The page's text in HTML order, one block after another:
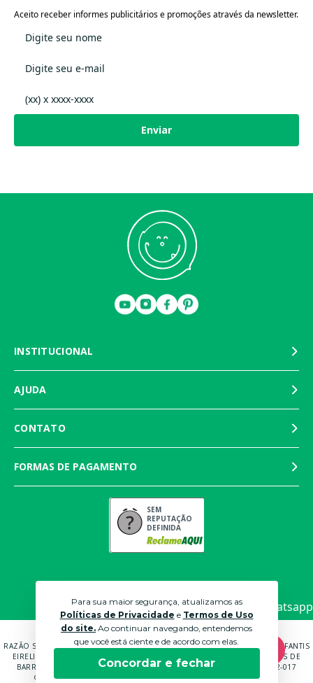
Para sua maior segurança, atualizamos as
Políticas de Privacidade e Termos de Uso
do site. Ao continuar navegando, entendemos
que você está ciente e de acordo com elas.
Concordar e fechar
Enviar
Aceito receber informes publicitários e promoções através da newsletter.
INSTITUCIONAL
AJUDA
CONTATO
FORMAS DE PAGAMENTO
SEM
REPUTAÇÃO
DEFINIDA
RAZÃO SOCIAL: MARTINS PANTALEÃO COMÉRCIO DE MÓVEIS E ROUPAS INFANTIS
EIRELI EPP CNPJ: 04.591.672/0001-70 ENDEREÇO: RUA ANTÔNIO CARLOS DE
BARROS BRUNI, 232, QUADRA B LOTE 14 SOROCABA - SP - CEP: 18052-017
© 2021 LOJAS BICHO PAPÃO. TODOS OS DIREITOS RESERVADOS.